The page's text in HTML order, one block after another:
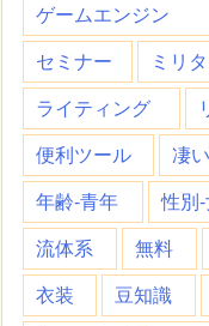
ゲームエンジン
セミナー
ミリ
ライティング
便利ツール
凄
年齢-青年
性別
流体系
無料
衣装
豆知識